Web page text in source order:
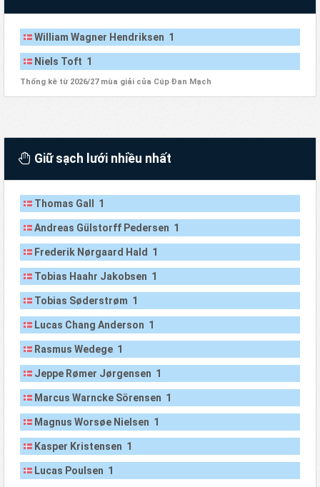
William Wagner Hendriksen 1
Niels Toft 1
Thống kê từ 2026/27 mùa giải của Cúp Đan Mạch
Giữ sạch lưới nhiều nhất
Thomas Gall 1
Andreas Gülstorff Pedersen 1
Frederik Nørgaard Hald 1
Tobias Haahr Jakobsen 1
Tobias Søderstrøm 1
Lucas Chang Anderson 1
Rasmus Wedege 1
Jeppe Rømer Jørgensen 1
Marcus Warncke Sörensen 1
Magnus Worsøe Nielsen 1
Kasper Kristensen 1
Lucas Poulsen 1